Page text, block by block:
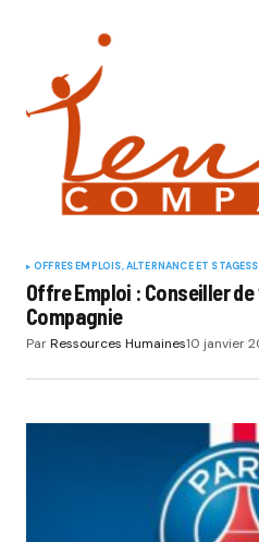
OFFRES EMPLOIS, ALTERNANCE ET STAGES
Offre Emploi : Conseiller
Compagnie
ParRessources Humaines10 janvier